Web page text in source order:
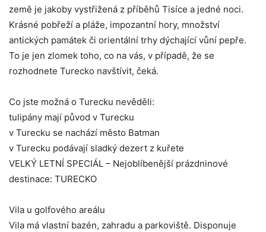
země je jakoby vystřižená z příběhů Tisíce a jedné noci.
Krásné pobřeží a pláže, impozantní hory, množství
antických památek či orientální trhy dýchající vůní pepře.
To je jen zlomek toho, co na vás, v případě, že se
rozhodnete Turecko navštívit, čeká.
Co jste možná o Turecku nevěděli:
tulipány mají původ v Turecku
v Turecku se nachází město Batman
v Turecku podávají sladký dezert z kuřete
VELKÝ LETNÍ SPECIÁL – Nejoblíbenější prázdninové
destinace: TURECKO
Vila u golfového areálu
Vila má vlastní bazén, zahradu a parkoviště. Disponuje
Statistiky
Abychom
mohli
zlepšovat
funkčnost
a
strukturu
webových
základě
toho, jak
se
webové
stránky
používají.
Uživatelská
Aby naše
webové
stránky